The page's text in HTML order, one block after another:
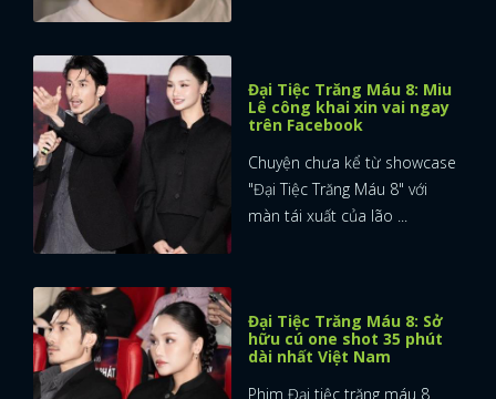
Đại Tiệc Trăng Máu 8: Miu
Lê công khai xin vai ngay
trên Facebook
Chuyện chưa kể từ showcase
"Đại Tiệc Trăng Máu 8" với
màn tái xuất của lão ...
Đại Tiệc Trăng Máu 8: Sở
hữu cú one shot 35 phút
dài nhất Việt Nam
Phim Đại tiệc trăng máu 8